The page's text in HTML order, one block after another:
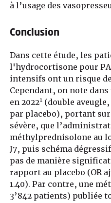
à l’usage des
Conclusion
Dans cette étude, les
l'hydrocortisone pour
intensifs ont un risque
Cependant, on note
en 20221 (double
par placebo), portant sur
sévère, que
méthylprednisolone au
J7, puis schéma
pas de manière
rapport au placebo (OR
1.40). Par contre, une
3’842 patients) publiée